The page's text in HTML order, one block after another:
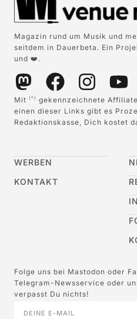
Magazin rund um Musik und
seitdem in Dauerbeta. Ein
und ❤️.
Mit (*)
gekennzeichnete
einen dieser Links gibt es
Redaktionskasse, Dich kostet
WERBEN
KONTAKT
Folge uns bei Mastodon oder
Telegram-Newsservice oder
verpasst Du nichts!